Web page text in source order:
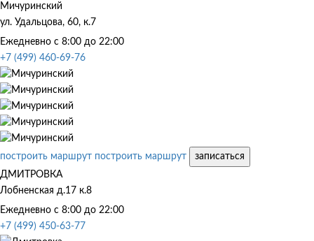
Мичуринский
ул. Удальцова, 60, к.7
Ежедневно с 8:00 до 22:00
+7 (499) 460-69-76
построить маршрут построить маршрут
записаться
ДМИТРОВКА
Лобненская д.17 к.8
Ежедневно с 8:00 до 22:00
+7 (499) 450-63-77